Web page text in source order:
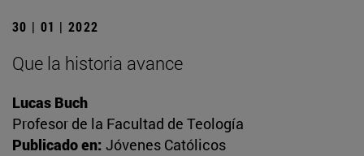
30 | 01 | 2022
Que la historia avance
Lucas Buch
Profesor de la Facultad de Teología
Publicado en: Jóvenes Católicos